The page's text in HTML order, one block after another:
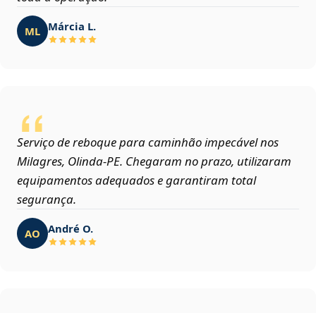
ML Márcia L.
Serviço de reboque para caminhão impecável nos
Milagres, Olinda‑PE. Chegaram no prazo, utilizaram
equipamentos adequados e garantiram total
segurança.
AO André O.